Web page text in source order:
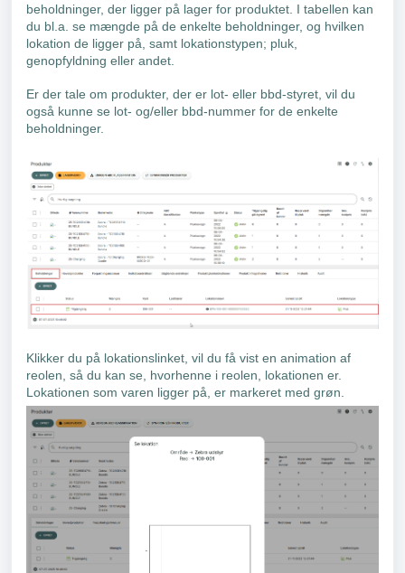
beholdninger, der ligger på lager for produktet. I tabellen kan
du bl.a. se mængde på de enkelte beholdninger, og hvilken
lokation de ligger på, samt lokationstypen; pluk,
genopfyldning eller andet.
Er der tale om produkter, der er lot- eller bbd-styret, vil du
også kunne se lot- og/eller bbd-nummer for de enkelte
beholdninger.
Klikker du på lokationslinket, vil du få vist en animation af
reolen, så du kan se, hvorhenne i reolen, lokationen er.
Lokationen som varen ligger på, er markeret med grøn.